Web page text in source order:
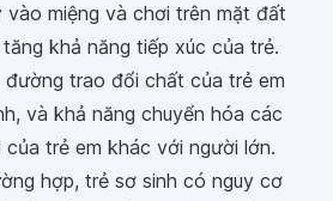
vào miệng và chơi trên mặt đất
khả năng tiếp xúc của trẻ.
trao đổi chất của trẻ em
và khả năng chuyển hóa các
trẻ em khác với người lớn.
hợp, trẻ sơ sinh có nguy cơ